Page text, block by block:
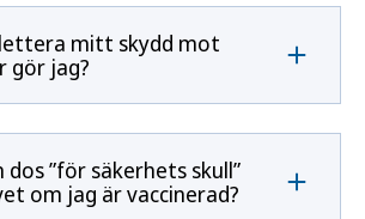
mitt skydd mot
gör jag?
dos ”för säkerhets skull”
om jag är vaccinerad?